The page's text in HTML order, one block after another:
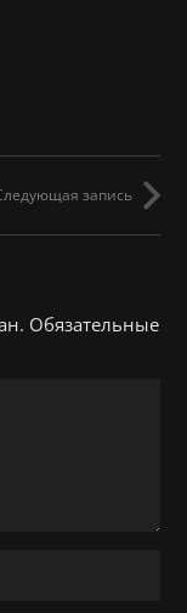
запись
Обязательные